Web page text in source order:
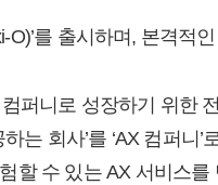
O)’를 출시하며, 본격적
퍼니로 성장하기 위한
는 회사’를 ‘AX 컴퍼니
할 수 있는 AX 서비스를